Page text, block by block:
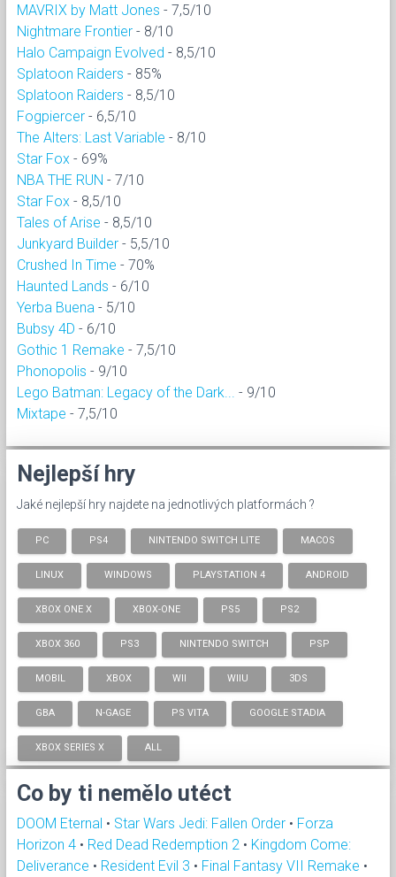
MAVRIX by Matt Jones - 7,5/10
Nightmare Frontier - 8/10
Halo Campaign Evolved - 8,5/10
Splatoon Raiders - 85%
Splatoon Raiders - 8,5/10
Fogpiercer - 6,5/10
The Alters: Last Variable - 8/10
Star Fox - 69%
NBA THE RUN - 7/10
Star Fox - 8,5/10
Tales of Arise - 8,5/10
Junkyard Builder - 5,5/10
Crushed In Time - 70%
Haunted Lands - 6/10
Yerba Buena - 5/10
Bubsy 4D - 6/10
Gothic 1 Remake - 7,5/10
Phonopolis - 9/10
Lego Batman: Legacy of the Dark...
- 9/10
Mixtape - 7,5/10
Nejlepší hry
Jaké nejlepší hry najdete na jednotlivých platformách ?
PC PS4 NINTENDO SWITCH LITE MACOS
LINUX WINDOWS PLAYSTATION 4 ANDROID
XBOX ONE X XBOX-ONE PS5 PS2
XBOX 360 PS3 NINTENDO SWITCH PSP
MOBIL XBOX WII WIIU 3DS
GBA N-GAGE PS VITA GOOGLE STADIA
XBOX SERIES X ALL
Co by ti nemělo utéct
DOOM Eternal • Star Wars Jedi: Fallen Order • Forza
Horizon 4 • Red Dead Redemption 2 • Kingdom Come:
Deliverance • Resident Evil 3 • Final Fantasy VII Remake •